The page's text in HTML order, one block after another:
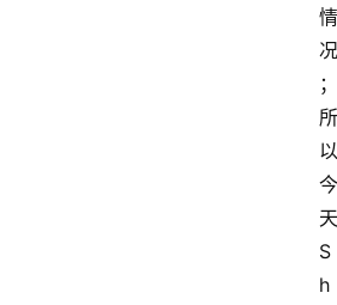
情
况
；
所
以
今
天
S
h